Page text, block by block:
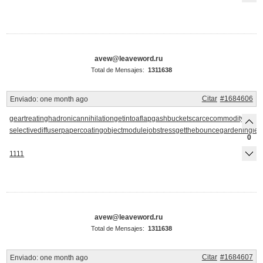
avew@leaveword.ru
Total de Mensajes: 1311638
Enviado: one month ago #1684606
Citar
geartreatinghadronicannihilationgetintoaflapgashbucketscarcecommodity
selectivediffuserpapercoatingobjectmodulejobstressgetthebounce
1111
0
avew@leaveword.ru
Total de Mensajes: 1311638
Enviado: one month ago #1684607
Citar